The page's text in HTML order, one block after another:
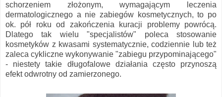
schorzeniem złożonym, wymagającym leczenia
dermatologicznego a nie zabiegów kosmetycznych, to po
ok. pół roku od zakończenia kuracji problemy powrócą.
Dlatego tak wielu "specjalistów" poleca stosowanie
kosmetyków z kwasami systematycznie, codziennie lub też
zaleca cykliczne wykonywanie "zabiegu przypominającego"
- niestety takie długofalowe działania często przynoszą
efekt odwrotny od zamierzonego.